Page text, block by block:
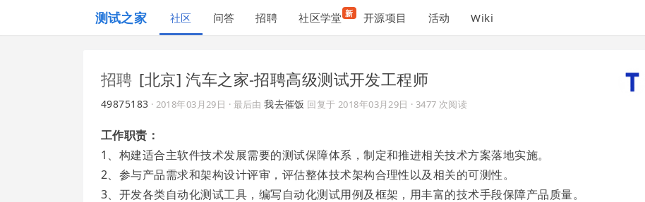
测试之家 社区 问答 招聘 社区学堂 新 开源项目 活动 Wiki
招聘 [北京] 汽车之家-招聘高级测试开发工程师
49875183 · 2018年03月29日 · 最后由我去催饭 回复于2018年03月29日 · 3477 次阅读
工作职责：
1、构建适合主软件技术发展需要的测试保障体系，制定和推进相关技术方案落地实施。
2、参与产品需求和架构设计评审，评估整体技术架构合理性以及相关的可测性。
3、开发各类自动化测试工具，编写自动化测试用例及框架，用丰富的技术手段保障产品质量。